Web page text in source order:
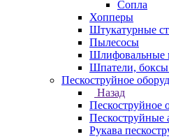
Сопла
Хопперы
Штукатурные
Пылесосы
Шпатели,
Пескоструйное
Назад
Пескоструйное
Пескоструйные
Рукава